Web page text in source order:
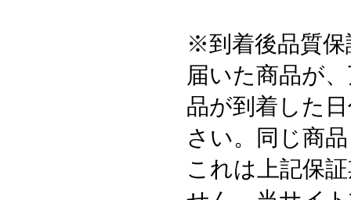
※到着後品質
届いた商品が
品が到着した
さい。同じ商
これは上記保